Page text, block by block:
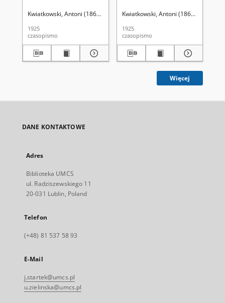
Kwiatkowski, Antoni (1861-1926). Red.
1925
czasopismo
Kwiatkowski, Antoni (1861-1926).
1925
czasopismo
Więcej
DANE KONTAKTOWE
Adres
Biblioteka UMCS
ul. Radziszewskiego 11
20-031 Lublin, Poland
Telefon
(+48) 81 537 58 93
E-Mail
j.startek@umcs.pl
u.zielinska@umcs.pl